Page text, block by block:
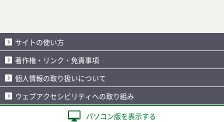
サイトの使い方
著作権・リンク・免責事項
個人情報の取り扱いについて
ウェブアクセシビリティへの取り組み
パソコン版を表示する